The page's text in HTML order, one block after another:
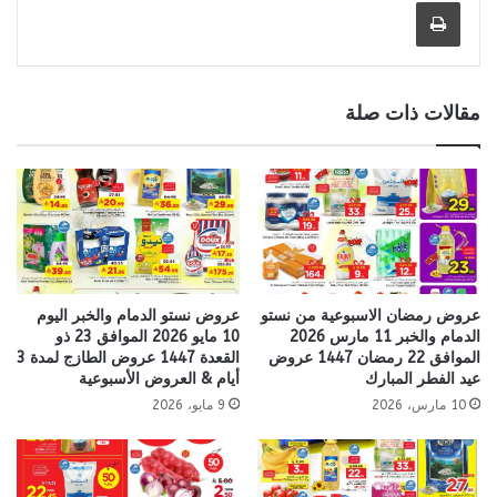
مقالات ذات صلة
عروض رمضان الاسبوعية من نستو
الدمام والخبر 11 مارس 2026
الموافق 22 رمضان 1447 عروض
عيد الفطر المبارك
10 مارس، 2026
عروض نستو الدمام والخبر اليوم
10 مايو 2026 الموافق 23 ذو
القعدة 1447 عروض الطازج لمدة 3
أيام & العروض الأسبوعية
9 مايو، 2026